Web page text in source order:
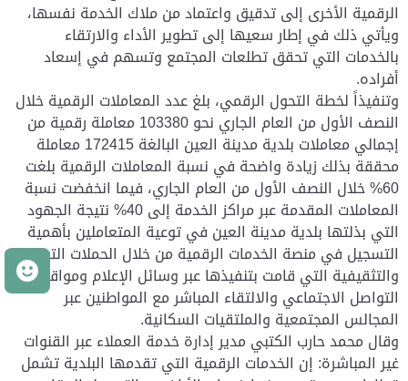
الرقمية الأخرى إلى تدقيق واعتماد من ملاك الخدمة نفسها،
ويأتي ذلك في إطار سعيها إلى تطوير الأداء والارتقاء
بالخدمات التي تحقق تطلعات المجتمع وتسهم في إسعاد
أفراده.
وتنفيذاً لخطة التحول الرقمي، بلغ عدد المعاملات الرقمية خلال
النصف الأول من العام الجاري نحو 103380 معاملة رقمية من
إجمالي معاملات بلدية مدينة العين البالغة 172415 معاملة
محققة بذلك زيادة واضحة في نسبة المعاملات الرقمية بلغت
60% خلال النصف الأول من العام الجاري، فيما انخفضت نسبة
المعاملات المقدمة عبر مراكز الخدمة إلى 40% نتيجة الجهود
التي بذلتها بلدية مدينة العين في توعية المتعاملين بأهمية
التسجيل في منصة الخدمات الرقمية من خلال الحملات التوعوية
والتثقيفية التي قامت بتنفيذها عبر وسائل الإعلام ومواقع
التواصل الاجتماعي والالتقاء المباشر مع المواطنين عبر
المجالس المجتمعية والملتقيات السكانية.
وقال محمد حارب الكتبي مدير إدارة خدمة العملاء عبر القنوات
غير المباشرة: إن الخدمات الرقمية التي تقدمها البلدية تشمل